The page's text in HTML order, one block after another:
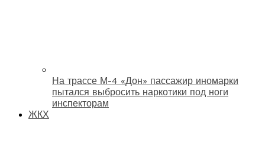
На трассе М-4 «Дон» пассажир иномарки
пытался выбросить наркотики под ноги
инспекторам
ЖКХ